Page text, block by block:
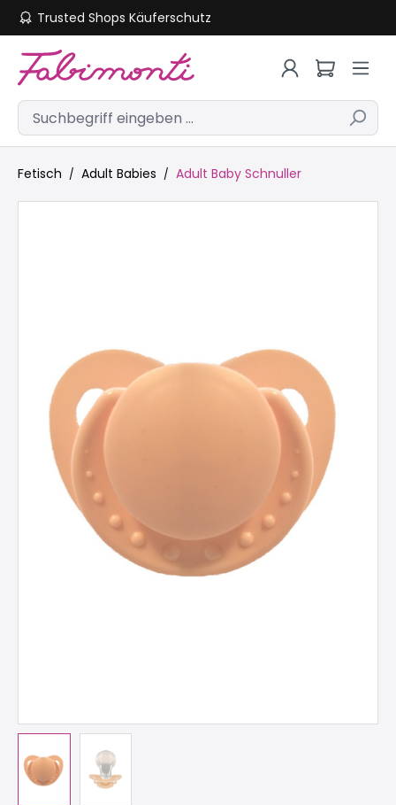
Zum Hauptinhalt springen
Trusted Shops Käuferschutz
Fetisch Adult Babies Adult Baby Schnuller